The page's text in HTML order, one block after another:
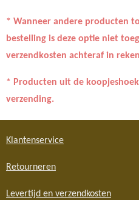
* Wanneer andere producten
bestelling is deze optie niet
verzendkosten achteraf in
* Producten uit de
verzending.
Klantenservice
Retourneren
Levertijd en verzendkosten